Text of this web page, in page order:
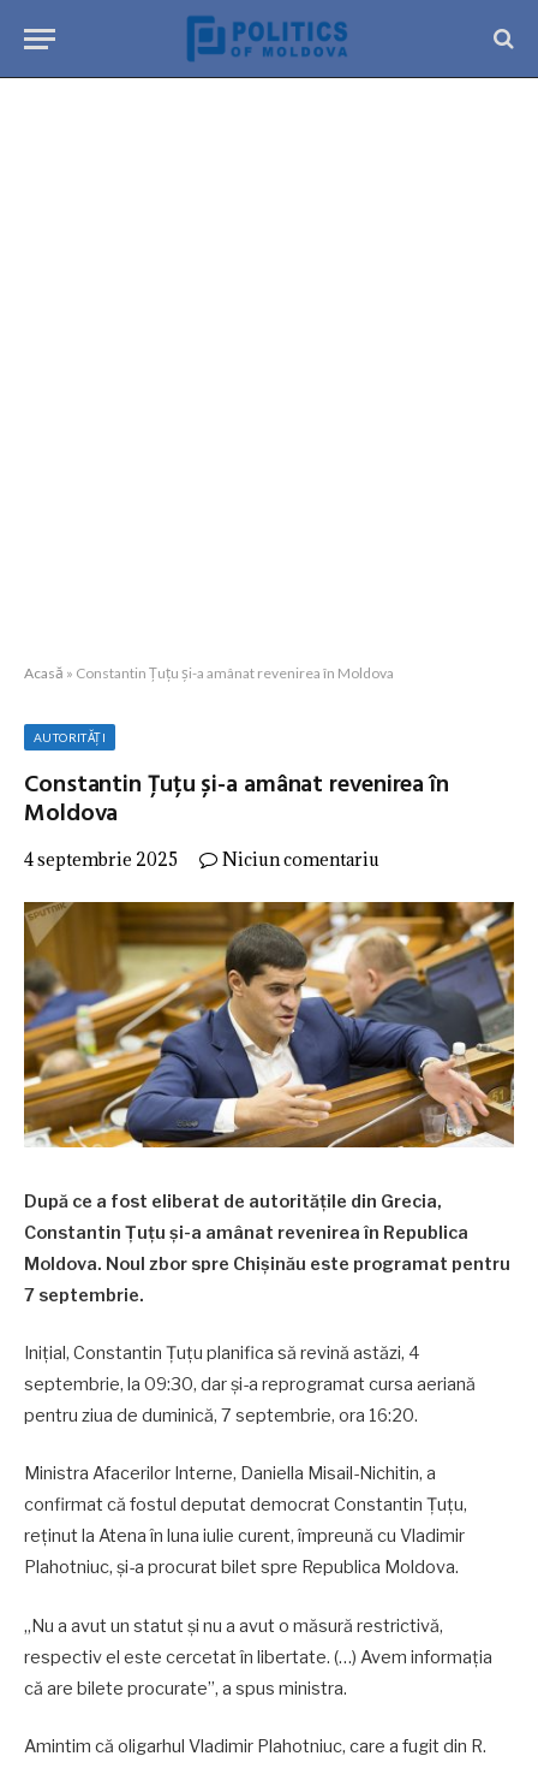
Acasă » Constantin Țuțu și-a amânat revenirea în Moldova
AUTORITĂȚI
Constantin Țuțu și-a amânat revenirea în
Moldova
4 septembrie 2025 Niciun comentariu
După ce a fost eliberat de autoritățile din Grecia,
Constantin Țuțu și-a amânat revenirea în Republica
Moldova. Noul zbor spre Chișinău este programat pentru
7 septembrie.
Inițial, Constantin Țuțu planifica să revină astăzi, 4
septembrie, la 09:30, dar și-a reprogramat cursa aeriană
pentru ziua de duminică, 7 septembrie, ora 16:20.
Ministra Afacerilor Interne, Daniella Misail-Nichitin, a
confirmat că fostul deputat democrat Constantin Țuțu,
reținut la Atena în luna iulie curent, împreună cu Vladimir
Plahotniuc, și-a procurat bilet spre Republica Moldova.
„Nu a avut un statut și nu a avut o măsură restrictivă,
respectiv el este cercetat în libertate. (…) Avem informația
că are bilete procurate”, a spus ministra.
Amintim că oligarhul Vladimir Plahotniuc, care a fugit din R.